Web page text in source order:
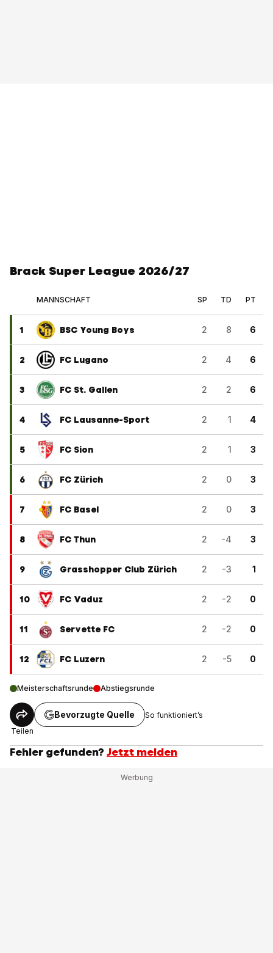
Brack Super League 2026/27
MANNSCHAFT SP TD PT
1 BSC Young Boys 2 8 6
2 FC Lugano 2 4 6
3 FC St. Gallen 2 2 6
4 FC Lausanne-Sport 2 1 4
5 FC Sion 2 1 3
6 FC Zürich 2 0 3
7 FC Basel 2 0 3
8 FC Thun 2 -4 3
9 Grasshopper Club Zürich 2 -3 1
10 FC Vaduz 2 -2 0
11 Servette FC 2 -2 0
12 FC Luzern 2 -5 0
Meisterschaftsrunde Abstiegsrunde
Teilen
Bevorzugte Quelle So funktioniert’s
Fehler gefunden? Jetzt melden